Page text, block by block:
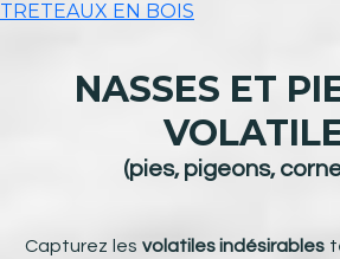
TRETEAUX EN BOIS
NASSES ET
(pies, pigeons,
Capturez les volatiles indésirables